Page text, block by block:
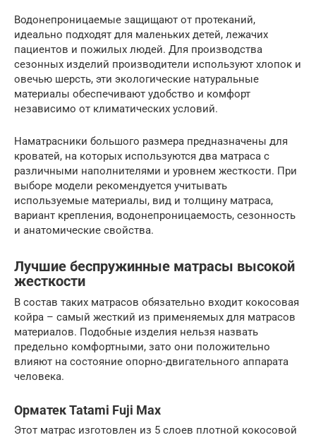
Водонепроницаемые защищают от протеканий,
идеально подходят для маленьких детей, лежачих
пациентов и пожилых людей. Для производства
сезонных изделий производители используют хлопок и
овечью шерсть, эти экологические натуральные
материалы обеспечивают удобство и комфорт
независимо от климатических условий.
Наматрасники большого размера предназначены для
кроватей, на которых используются два матраса с
различными наполнителями и уровнем жесткости. При
выборе модели рекомендуется учитывать
используемые материалы, вид и толщину матраса,
вариант крепления, водонепроницаемость, сезонность
и анатомические свойства.
Лучшие беспружинные матрасы высокой
жесткости
В состав таких матрасов обязательно входит кокосовая
койра – самый жесткий из применяемых для матрасов
материалов. Подобные изделия нельзя назвать
предельно комфортными, зато они положительно
влияют на состояние опорно-двигательного аппарата
человека.
Орматек Tatami Fuji Max
Этот матрас изготовлен из 5 слоев плотной кокосовой